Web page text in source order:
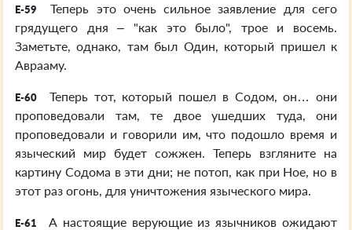
E-59
Теперь это очень сильное заявление для сего
грядущего дня – "как это было", трое и восемь.
Заметьте, однако, там был Один, который пришел к
Аврааму.
E-60
Теперь тот, который пошел в Содом, он… они
проповедовали там, те двое ушедших туда, они
проповедовали и говорили им, что подошло время и
языческий мир будет сожжен. Теперь взгляните на
картину Содома в эти дни; не потоп, как при Ное, но в
этот раз огонь, для уничтожения языческого мира.
E-61
А настоящие верующие из язычников ожидают